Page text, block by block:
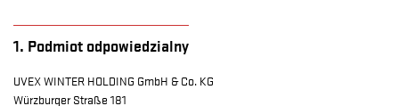
1. Podmiot odpowiedzialny
UVEX WINTER HOLDING GmbH & Co. KG
Würzburger Straße 181